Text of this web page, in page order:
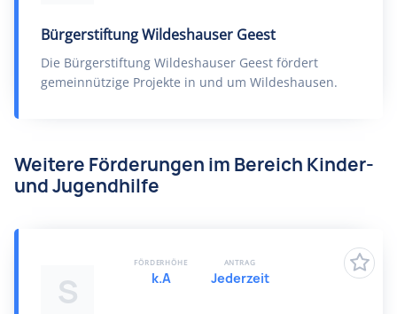
Bürgerstiftung Wildeshauser Geest
Die Bürgerstiftung Wildeshauser Geest fördert
gemeinnützige Projekte in und um Wildeshausen.
Weitere Förderungen im Bereich Kinder-
und Jugendhilfe
S
FÖRDERHÖHE
k.A
ANTRAG
Jederzeit